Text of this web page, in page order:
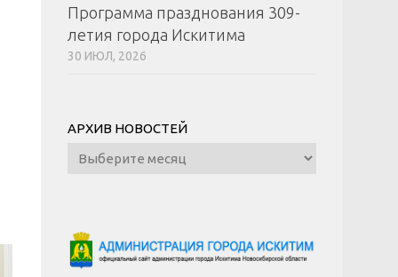
Программа празднования 309-
летия города Искитима
30 ИЮЛ, 2026
АРХИВ НОВОСТЕЙ
Архив
новостей